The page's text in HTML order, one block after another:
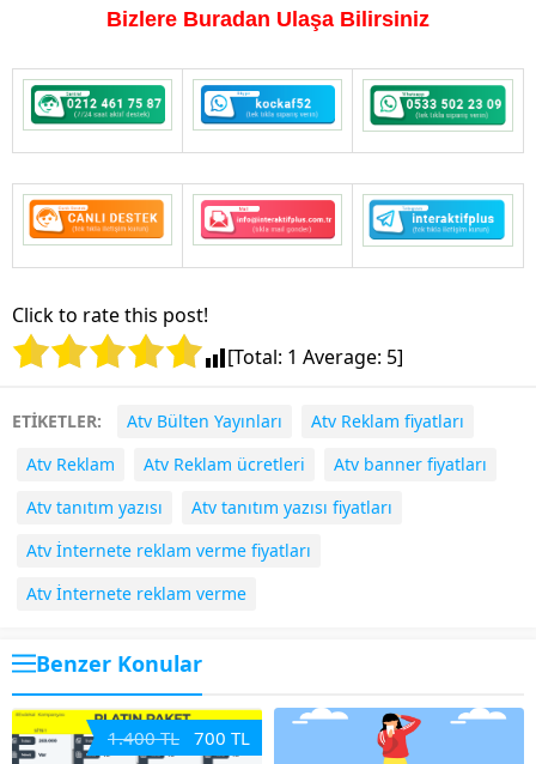
Bizlere Buradan Ulaşa Bilirsiniz
Click to rate this post!
[Total: 1 Average: 5]
ETİKETLER: Atv Bülten Yayınları
Atv Reklam fiyatları
Atv Reklam
Atv Reklam ücretleri
Atv banner fiyatları
Atv tanıtım yazısı
Atv tanıtım yazısı fiyatları
Atv İnternete reklam verme fiyatları
Atv İnternete reklam verme
Benzer Konular
1.400 TL 700 TL